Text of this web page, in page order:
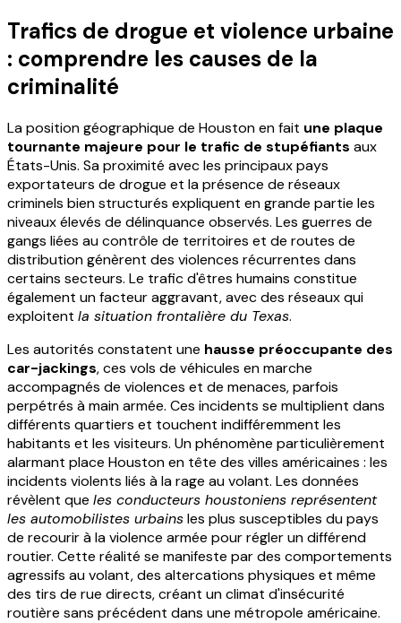
Trafics de drogue et violence urbaine
: comprendre les causes de la
criminalité
La position géographique de Houston en fait une plaque
tournante majeure pour le trafic de stupéfiants aux
États-Unis. Sa proximité avec les principaux pays
exportateurs de drogue et la présence de réseaux
criminels bien structurés expliquent en grande partie les
niveaux élevés de délinquance observés. Les guerres de
gangs liées au contrôle de territoires et de routes de
distribution génèrent des violences récurrentes dans
certains secteurs. Le trafic d'êtres humains constitue
également un facteur aggravant, avec des réseaux qui
exploitent la situation frontalière du Texas.
Les autorités constatent une hausse préoccupante des
car-jackings, ces vols de véhicules en marche
accompagnés de violences et de menaces, parfois
perpétrés à main armée. Ces incidents se multiplient dans
différents quartiers et touchent indifféremment les
habitants et les visiteurs. Un phénomène particulièrement
alarmant place Houston en tête des villes américaines : les
incidents violents liés à la rage au volant. Les données
révèlent que les conducteurs houstoniens représentent
les automobilistes urbainsles plus susceptibles du pays
de recourir à la violence armée pour régler un différend
routier. Cette réalité se manifeste par des comportements
agressifs au volant, des altercations physiques et même
des tirs de rue directs, créant un climat d'insécurité
routière sans précédent dans une métropole américaine.